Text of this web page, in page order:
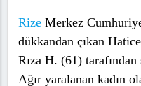
Rize Merkez
dükkandan çıkan
Rıza H. (61)
Ağır yaralanan kadın